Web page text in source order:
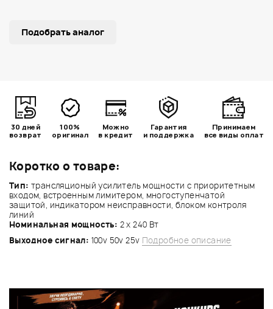
Коротко о товаре:
Тип: трансляционый усилитель мощности c приоритетным
входом, встроенным лимитером, многоступенчатой
защитой, индикатором неисправности, блоком контроля
линий
Номинальная мощность: 2 x 240 Вт
Выходное сигнал: 100v 50v 25v Подробное описание
Подобрать аналог
30 дней
возврат
100%
оригинал
Можно
в кредит
Гарантия
и поддержка
Принимаем
все виды оплат